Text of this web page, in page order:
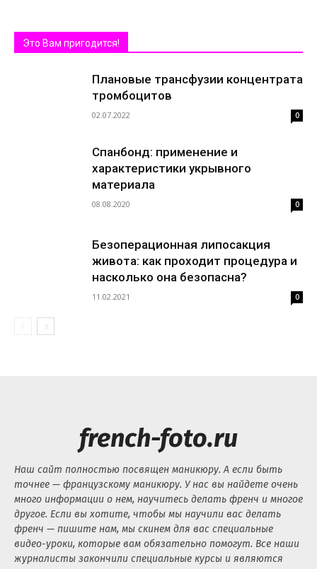
Это Вам пригодится!
Плановые трансфузии концентрата
тромбоцитов
02.07.2022 0
Спанбонд: применение и
характеристики укрывного
материала
08.08.2020 0
Безоперационная липосакция
живота: как проходит процедура и
насколько она безопасна?
11.02.2021 0
french-foto.ru
Наш сайт полностью посвящен маникюру. А если быть
точнее — французскому маникюру. У нас вы найдете очень
много информации о нем, научитесь делать френч и многое
другое. Если вы хотите, чтобы мы научили вас делать
френч — пишите нам, мы скинем для вас специальные
видео-уроки, которые вам обязательно помогут. Все наши
журналисты закончили специальные курсы и являются